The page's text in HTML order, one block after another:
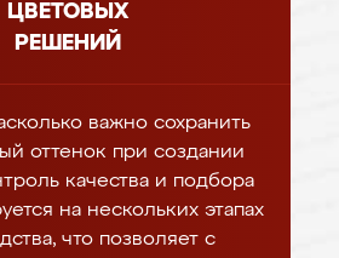
ЦВЕТОВЫХ
РЕШЕНИЙ
важно сохранить
оттенок при создании
качества и подбора
на нескольких этапах
что позволяет с